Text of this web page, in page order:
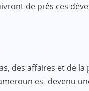
de près ces
des affaires et
est devenu